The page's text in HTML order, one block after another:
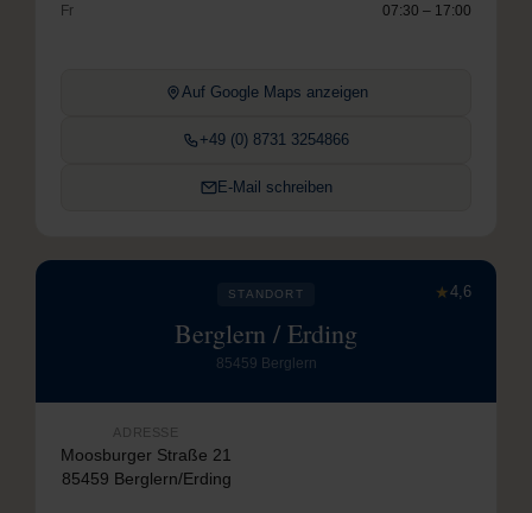
Fr
07:30 – 17:00
Auf Google Maps anzeigen
+49 (0) 8731 3254866
E-Mail schreiben
★4,6
STANDORT
Berglern / Erding
85459 Berglern
ADRESSE
Moosburger Straße 21
85459 Berglern/Erding